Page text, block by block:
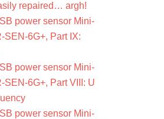
repaired… argh!
power sensor Mini-
SEN-6G+, Part IX:
power sensor Mini-
SEN-6G+, Part VIII: U
power sensor Mini-